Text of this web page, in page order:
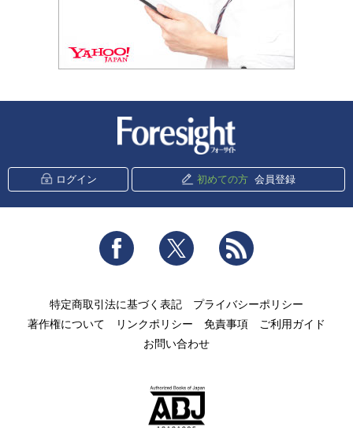
ログイン 初めての方 会員登録
Facebook Twitter
特定商取引法に基づく表記
プライバシーポリシー
著作権について
リンクポリシー 免責事項
ご利用ガイド
お問い合わせ